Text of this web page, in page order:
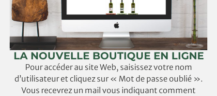
LA NOUVELLE BOUTIQUE EN LIGNE
Pour accéder au site Web, saisissez votre nom
d’utilisateur et cliquez sur « Mot de passe oublié ».
Vous recevrez un mail vous indiquant comment